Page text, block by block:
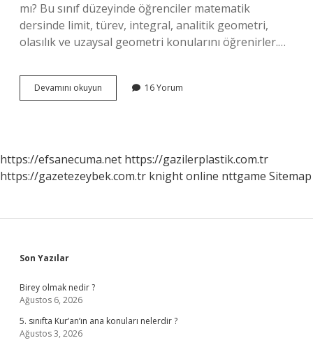
mı? Bu sınıf düzeyinde öğrenciler matematik
dersinde limit, türev, integral, analitik geometri,
olasılık ve uzaysal geometri konularını öğrenirler.…
Devamını okuyun
Sınıfta
16 Yorum
https://efsanecuma.net https://gazilerplastik.com.tr
https://gazetezeybek.com.tr knight online nttgame Sitemap
Sidebar
Son Yazılar
Birey olmak nedir ?
Ağustos 6, 2026
5. sınıfta Kur’an’ın ana konuları nelerdir ?
Ağustos 3, 2026